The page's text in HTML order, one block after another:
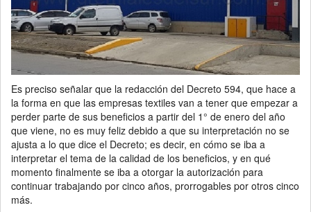
Es preciso señalar que la redacción del Decreto 594, que hace a
la forma en que las empresas textiles van a tener que empezar a
perder parte de sus beneficios a partir del 1° de enero del año
que viene, no es muy feliz debido a que su interpretación no se
ajusta a lo que dice el Decreto; es decir, en cómo se iba a
interpretar el tema de la calidad de los beneficios, y en qué
momento finalmente se iba a otorgar la autorización para
continuar trabajando por cinco años, prorrogables por otros cinco
más.